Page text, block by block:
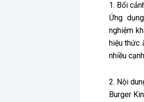
1. Bối
Ứng
nghiệm
hiệu thức
nhiều
2. Nội
Burger